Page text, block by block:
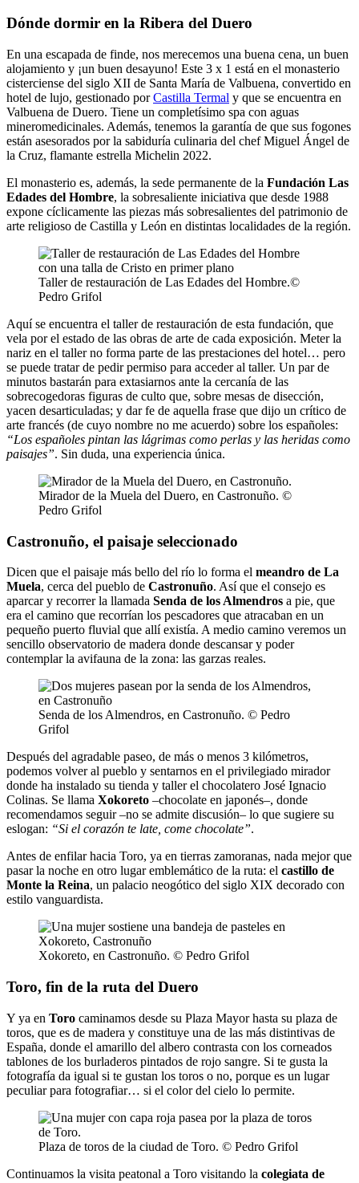
Dónde dormir en la Ribera del Duero
En una escapada de finde, nos merecemos una buena cena, un buen
alojamiento y ¡un buen desayuno! Este 3 x 1 está en el monasterio
cisterciense del siglo XII de Santa María de Valbuena, convertido en
hotel de lujo, gestionado porCastilla Termal y que se encuentra en
Valbuena de Duero. Tiene un completísimo spa con aguas
mineromedicinales. Además, tenemos la garantía de que sus fogones
están asesorados por la sabiduría culinaria del chef Miguel Ángel de
la Cruz, flamante estrella Michelin 2022.
El monasterio es, además, la sede permanente de la Fundación Las
Edades del Hombre, la sobresaliente iniciativa que desde 1988
expone cíclicamente las piezas más sobresalientes del patrimonio de
arte religioso de Castilla y León en distintas localidades de la región.
Taller de restauración de Las Edades del Hombre.©
Pedro Grifol
Aquí se encuentra el taller de restauración de esta fundación, que
vela por el estado de las obras de arte de cada exposición. Meter la
nariz en el taller no forma parte de las prestaciones del hotel… pero
se puede tratar de pedir permiso para acceder al taller. Un par de
minutos bastarán para extasiarnos ante la cercanía de las
sobrecogedoras figuras de culto que, sobre mesas de disección,
yacen desarticuladas; y dar fe de aquella frase que dijo un crítico de
arte francés (de cuyo nombre no me acuerdo) sobre los españoles:
“Los españoles pintan las lágrimas como perlas y las heridas como
paisajes”. Sin duda, una experiencia única.
Mirador de la Muela del Duero, en Castronuño. ©
Pedro Grifol
Castronuño, el paisaje seleccionado
Dicen que el paisaje más bello del río lo forma el meandro de La
Muela, cerca del pueblo de Castronuño. Así que el consejo es
aparcar y recorrer la llamada Senda de los Almendros a pie, que
era el camino que recorrían los pescadores que atracaban en un
pequeño puerto fluvial que allí existía. A medio camino veremos un
sencillo observatorio de madera donde descansar y poder
contemplar la avifauna de la zona: las garzas reales.
Senda de los Almendros, en Castronuño. © Pedro
Grifol
Después del agradable paseo, de más o menos 3 kilómetros,
podemos volver al pueblo y sentarnos en el privilegiado mirador
donde ha instalado su tienda y taller el chocolatero José Ignacio
Colinas. Se llama Xokoreto –chocolate en japonés–, donde
recomendamos seguir –no se admite discusión– lo que sugiere su
eslogan: “Si el corazón te late, come chocolate”.
Antes de enfilar hacia Toro, ya en tierras zamoranas, nada mejor que
pasar la noche en otro lugar emblemático de la ruta: el castillo de
Monte la Reina, un palacio neogótico del siglo XIX decorado con
estilo vanguardista.
Xokoreto, en Castronuño. © Pedro Grifol
Toro, fin de la ruta del Duero
Y ya en Toro caminamos desde su Plaza Mayor hasta su plaza de
toros, que es de madera y constituye una de las más distintivas de
España, donde el amarillo del albero contrasta con los corneados
tablones de los burladeros pintados de rojo sangre. Si te gusta la
fotografía da igual si te gustan los toros o no, porque es un lugar
peculiar para fotografiar… si el color del cielo lo permite.
Plaza de toros de la ciudad de Toro. © Pedro Grifol
Continuamos la visita peatonal a Toro visitando la colegiata de